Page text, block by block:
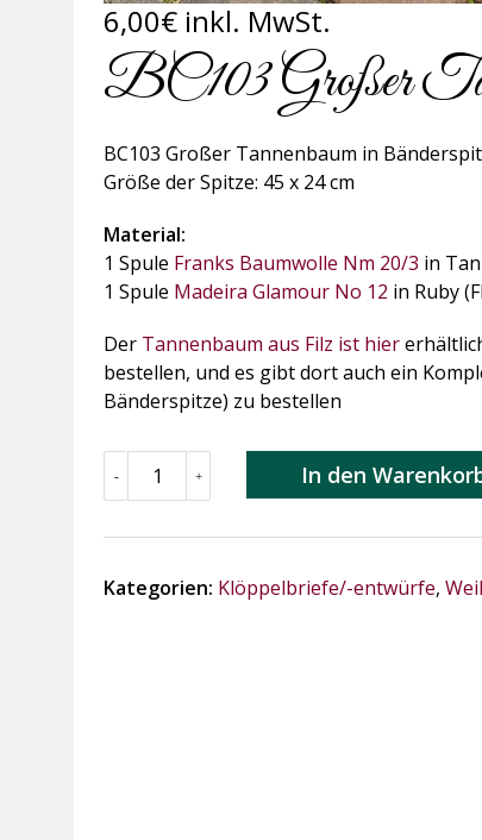
6,00€ inkl. MwSt.
BC103 Großer
BC103 Großer Tannenbaum in
Größe der Spitze: 45 x 24 cm
Material:
1 Spule Franks Baumwolle Nm 20/3 in
1 Spule Madeira Glamour No 12 in Ruby
Der Tannenbaum aus Filz ist hier
bestellen, und es gibt dort auch ein
Bänderspitze) zu bestellen
BC103
Großer
Bänderspitze
Menge
- + In den
Kategorien: Klöppelbriefe/-entwürfe,